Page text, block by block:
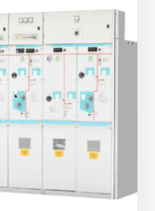
и
и
термоусадочный
или средства
а
компактной.
- это
технологиями,
разумной